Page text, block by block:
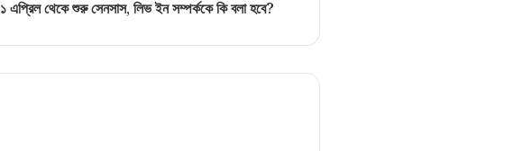
১ এপ্রিল থেকে শুরু সেনসাস, লিভ ইন সম্পর্ককে কি বলা হবে?